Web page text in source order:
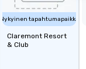
Nykyinen tapahtumapaikka
Claremont Resort
& Club